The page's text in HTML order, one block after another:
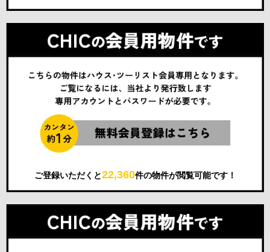
ご登録いただくと22,360件の物件が閲覧可能です！